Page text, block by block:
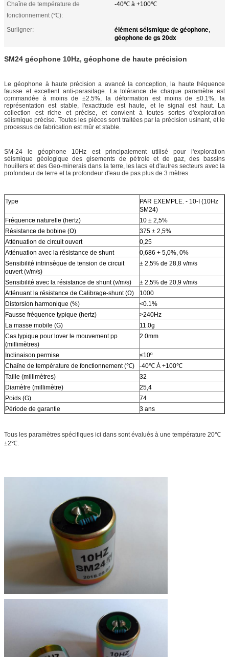
Chaîne de température de
fonctionnement (℃):
-40℃ à +100℃
Surligner: élément séismique de géophone,
géophone de gs 20dx
SM24 géophone 10Hz, géophone de haute précision
Le géophone à haute précision a avancé la conception, la haute fréquence
fausse et excellent anti-parasitage. La tolérance de chaque paramètre est
commandée à moins de ±2.5%, la déformation est moins de ≤0.1%, la
représentation est stable, l'exactitude est haute, et le signal est haut. La
collection est riche et précise, et convient à toutes sortes d'exploration
séismique précise. Toutes les pièces sont traitées par la précision usinant, et le
processus de fabrication est mûr et stable.
SM-24 le géophone 10Hz est principalement utilisé pour l'exploration
séismique géologique des gisements de pétrole et de gaz, des bassins
houillers et des Geo-minerais dans la terre, les lacs et d'autres secteurs avec la
profondeur de terre et la profondeur d'eau de pas plus de 3 mètres.
Type
PAR EXEMPLE. - 10-I (10Hz
SM24)
Fréquence naturelle (hertz)
10 ± 2,5%
Résistance de bobine (Ω)
375 ± 2,5%
Atténuation de circuit ouvert
0,25
Atténuation avec la résistance de shunt
0,686 + 5,0%, 0%
Sensibilité intrinsèque de tension de circuit
ouvert (v/m/s)
± 2,5% de 28,8 v/m/s
Sensibilité avec la résistance de shunt (v/m/s)
± 2,5% de 20,9 v/m/s
Atténuant la résistance de Calibrage-shunt (Ω)
1000
Distorsion harmonique (%)
<0.1%
Fausse fréquence typique (hertz)
>240Hz
La masse mobile (G)
11.0g
Cas typique pour lover le mouvement pp
(millimètres)
2.0mm
Inclinaison permise
≤10º
Chaîne de température de fonctionnement (℃)
-40℃ À +100℃
Taille (millimètres)
32
Diamètre (millimètre)
25,4
Poids (G)
74
Période de garantie
3 ans
Tous les paramètres spécifiques ici dans sont évalués à une température 20℃
±2℃.